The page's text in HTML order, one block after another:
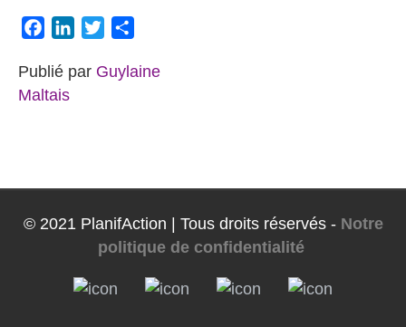
FacebookLinkedIn
Twitter
Publié par Guylaine
Maltais
© 2021 PlanifAction | Tous droits réservés - Notre
politique de confidentialité